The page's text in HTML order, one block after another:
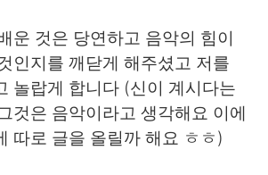
운 것은 당연하고 음악의 힘이
인지를 깨닫게 해주셨고 저를
놀랍게 합니다 (신이 계시다는
것은 음악이라고 생각해요 이에
따로 글을 올릴까 해요 ㅎㅎ)